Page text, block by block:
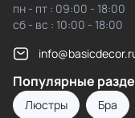
пн - пт : 09:00 - 18:00
сб - вс : 10:00 - 18:00
Популярные
Люстры Бра